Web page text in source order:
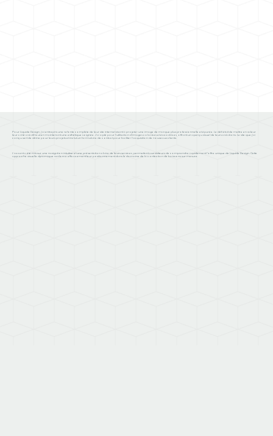
Pour Liquide Design, j'ai entrepris une refonte complète de leur site internet visant à projeter une image de marque plus professionnelle et épurée. Le défi était de mettre en valeur
leur côté créatif tout en maintenant une esthétique soignée. J'ai opté pour l'utilisation d'images colorées et évocatrices, offrant un aperçu visuel de leurs créations. Le site que j'ai
conçu sert de vitrine pour leurs projets et inclut un formulaire de contact pour faciliter l'acquisition de nouveaux clients.
L'accent a été mis sur une navigation intuitive et une présentation claire de leurs services, permettant aux visiteurs de comprendre rapidement l'offre unique de Liquide Design. Cette
approche visuelle dynamique renforce efficacement leur positionnement dans le domaine de la confection de boissons sur mesure.